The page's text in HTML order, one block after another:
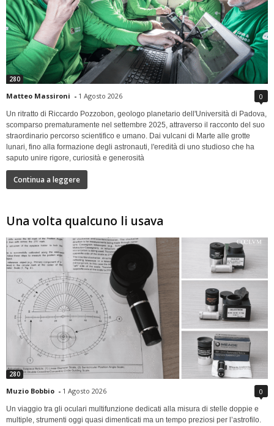
280
Matteo Massironi - 1 Agosto 2026 0
Un ritratto di Riccardo Pozzobon, geologo planetario dell'Università di Padova,
scomparso prematuramente nel settembre 2025, attraverso il racconto del suo
straordinario percorso scientifico e umano. Dai vulcani di Marte alle grotte
lunari, fino alla formazione degli astronauti, l'eredità di uno studioso che ha
saputo unire rigore, curiosità e generosità
Continua a leggere
Una volta qualcuno li usava
280
Muzio Bobbio - 1 Agosto 2026 0
Un viaggio tra gli oculari multifunzione dedicati alla misura di stelle doppie e
multiple, strumenti oggi quasi dimenticati ma un tempo preziosi per l’astrofilo.